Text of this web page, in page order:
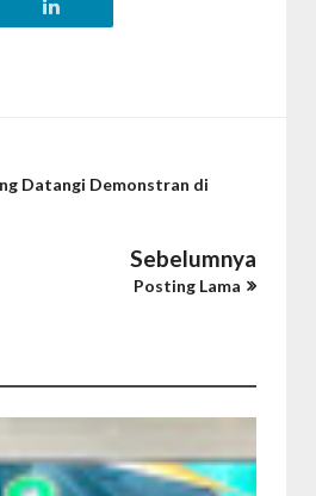
Datangi Demonstran di
Sebelumnya
Posting Lama